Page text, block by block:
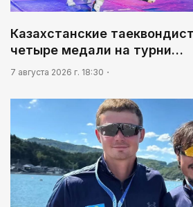
06:00
Взгляд со стороны
Казахстанские
четыре медали на турни…
7 августа 2026 г. 18:30